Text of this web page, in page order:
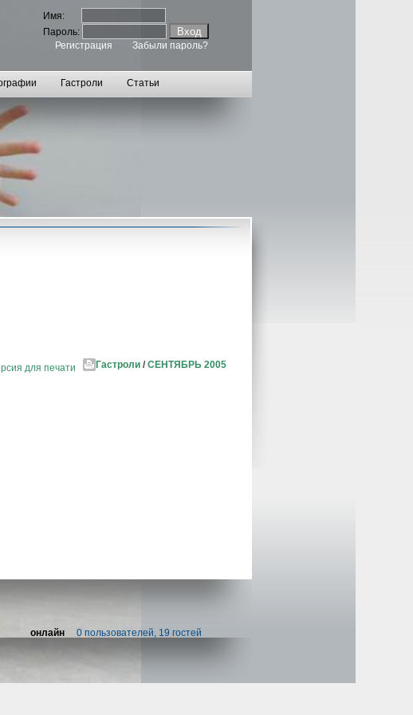
Имя:
Пароль:
Регистрация
Забыли пароль?
Гастроли Статьи
Гастроли / СЕНТЯБРЬ 2005
для печати
онлайн 0 пользователей, 19 гостей